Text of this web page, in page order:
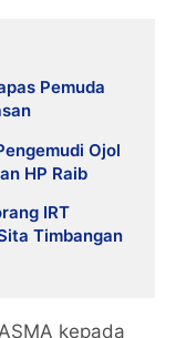
Pemuda
Ojol
HP Raib
IRT
Timbangan
kepada